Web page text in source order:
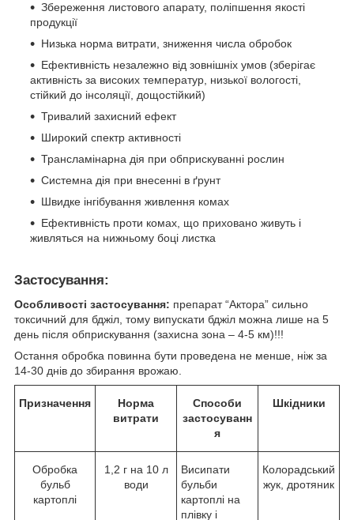
Збереження листового апарату, поліпшення якості
продукції
Низька норма витрати, зниження числа обробок
Ефективність незалежно від зовнішніх умов (зберігає
активність за високих температур, низької вологості,
стійкий до інсоляції, дощостійкий)
Тривалий захисний ефект
Широкий спектр активності
Трансламінарна дія при обприскуванні рослин
Системна дія при внесенні в ґрунт
Швидке інгібування живлення комах
Ефективність проти комах, що приховано живуть і
живляться на нижньому боці листка
Застосування:
Особливості застосування: препарат “Актора” сильно
токсичний для бджіл, тому випускати бджіл можна лише на 5
день після обприскування (захисна зона – 4-5 км)!!!
Остання обробка повинна бути проведена не менше, ніж за
14-30 днів до збирання врожаю.
Призначення
Норма
витрати
Способи
застосуванн
я
Шкідники
Обробка
бульб
картоплі
1,2 г на 10 л
води
Висипати
бульби
картоплі на
плівку і
Колорадський
жук, дротяник